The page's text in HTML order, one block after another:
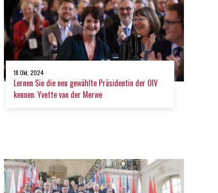
18 Okt. 2024
Lernen Sie die neu gewählte Präsidentin der OIV
kennen: Yvette van der Merwe